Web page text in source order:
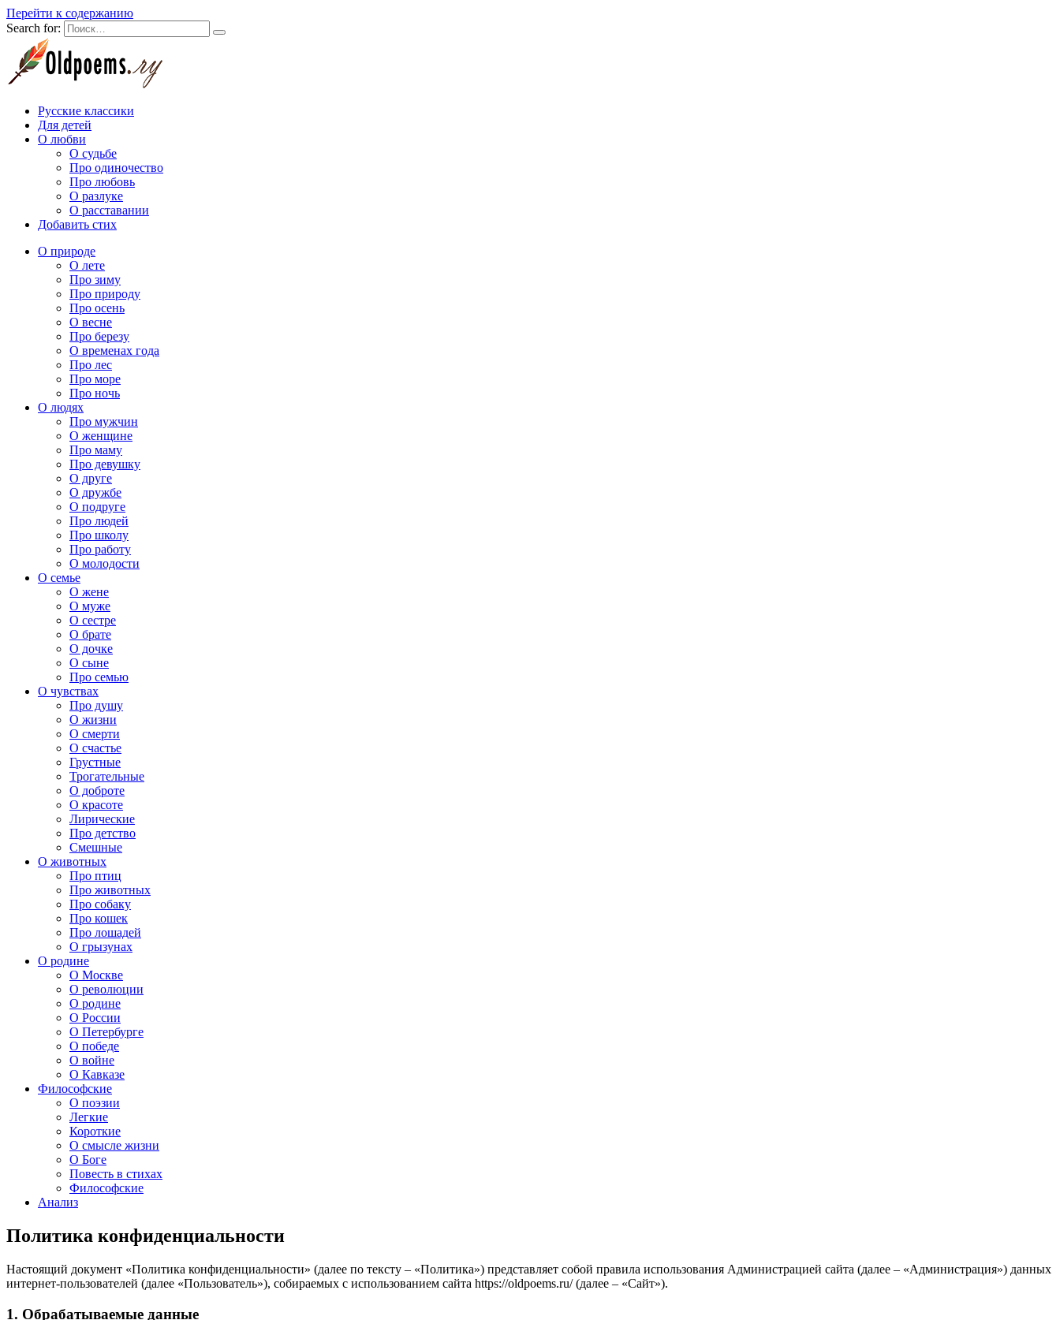
Перейти к содержанию
Search for:
Русские классики
Для детей
О любви
О судьбе
Про одиночество
Про любовь
О разлуке
О расставании
Добавить стих
О природе
О лете
Про зиму
Про природу
Про осень
О весне
Про березу
О временах года
Про лес
Про море
Про ночь
О людях
Про мужчин
О женщине
Про маму
Про девушку
О друге
О дружбе
О подруге
Про людей
Про школу
Про работу
О молодости
О семье
О жене
О муже
О сестре
О брате
О дочке
О сыне
Про семью
О чувствах
Про душу
О жизни
О смерти
О счастье
Грустные
Трогательные
О доброте
О красоте
Лирические
Про детство
Смешные
О животных
Про птиц
Про животных
Про собаку
Про кошек
Про лошадей
О грызунах
О родине
О Москве
О революции
О родине
О России
О Петербурге
О победе
О войне
О Кавказе
Философские
О поэзии
Легкие
Короткие
О смысле жизни
О Боге
Повесть в стихах
Философские
Анализ
Политика конфиденциальности
Настоящий документ «Политика конфиденциальности» (далее по тексту – «Политика») представляет собой правила использования Администрацией сайта (далее – «Администрация») данных
интернет-пользователей (далее «Пользователь»), собираемых с использованием сайта https://oldpoems.ru/ (далее – «Сайт»).
1. Обрабатываемые данные